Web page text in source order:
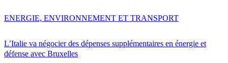
L’Italie va négocier des dépenses supplémentaires en énergie et
défense avec Bruxelles
ENERGIE, ENVIRONNEMENT ET TRANSPORT